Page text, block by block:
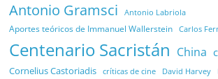
Antonio Gramsci Antonio Labriola
Aportes teóricos de Immanuel Wallerstein Carlos
Centenario Sacristán China
Cornelius Castoriadis críticas de cine David Harvey